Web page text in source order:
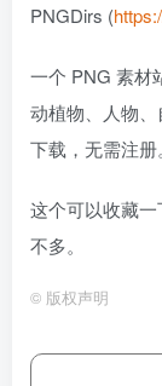
PNGDirs (
一个 PNG 素材
动植物、人物
下载，无需注册。
这个可以收藏
不多。
© 版权声明